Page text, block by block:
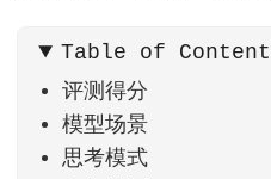
Table of
评测得分
模型场景
思考模式